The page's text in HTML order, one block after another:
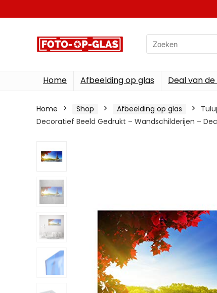
Search
for:
Home Afbeelding op glas Deal van
Home Shop Afbeelding op glas
Decoratief Beeld Gedrukt – Wandschilderijen –